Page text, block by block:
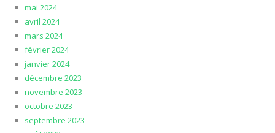
mai 2024
avril 2024
mars 2024
février 2024
janvier 2024
décembre 2023
novembre 2023
octobre 2023
septembre 2023